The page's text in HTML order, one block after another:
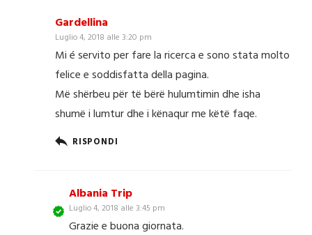
Gardellina
Luglio 4, 2018 alle 3:20 pm
Mi é servito per fare la ricerca e sono stata molto
felice e soddisfatta della pagina.
Më shërbeu për të bërë hulumtimin dhe isha
shumë i lumtur dhe i kënaqur me këtë faqe.
RISPONDI
Albania Trip
Luglio 4, 2018 alle 3:45 pm
Grazie e buona giornata.